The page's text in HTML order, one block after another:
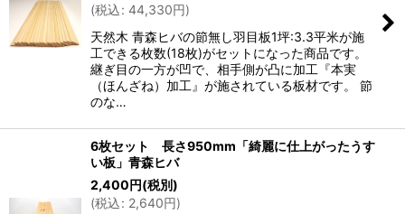
(税込: 44,330円)
天然木 青森ヒバの節無し羽目板1坪:3.3平米が施
工できる枚数(18枚)がセットになった商品です。
継ぎ目の一方が凹で、相手側が凸に加工『本実
（ほんざね）加工』が施されている板材です。 節
のな…
6枚セット 長さ950mm「綺麗に仕上がったうす
い板」青森ヒバ
2,400円(税別)
(税込: 2,640円)